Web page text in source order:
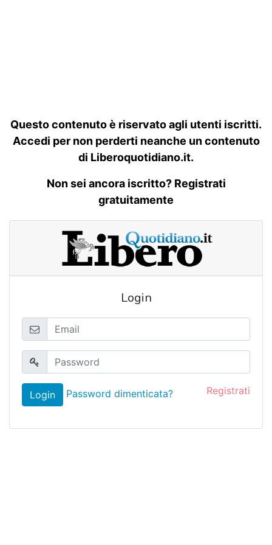
Questo contenuto è riservato agli utenti iscritti.
Accedi per non perderti neanche un contenuto
di Liberoquotidiano.it.
Non sei ancora iscritto? Registrati
gratuitamente
Login
Login Password dimenticata? Registrati